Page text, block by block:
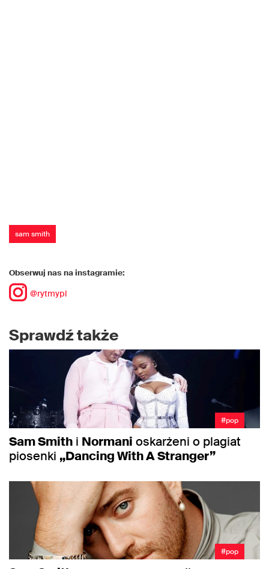
sam smith
Obserwuj nas na instagramie:
@rytmypl
Sprawdź także
#pop
Sam Smith i Normani oskarżeni o plagiat
piosenki „Dancing With A Stranger”
#pop